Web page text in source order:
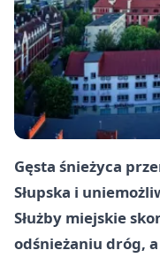
Gęsta śnieżyca
Słupska i
Służby miejskie
odśnieżaniu dróg,